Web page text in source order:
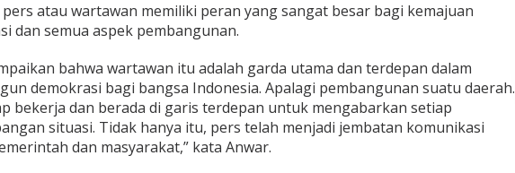
pers atau wartawan memiliki peran yang sangat besar bagi kemajuan
dan semua aspek pembangunan.
bahwa wartawan itu adalah garda utama dan terdepan dalam
demokrasi bagi bangsa Indonesia. Apalagi pembangunan suatu daerah.
bekerja dan berada di garis terdepan untuk mengabarkan setiap
situasi. Tidak hanya itu, pers telah menjadi jembatan komunikasi
dan masyarakat,” kata Anwar.